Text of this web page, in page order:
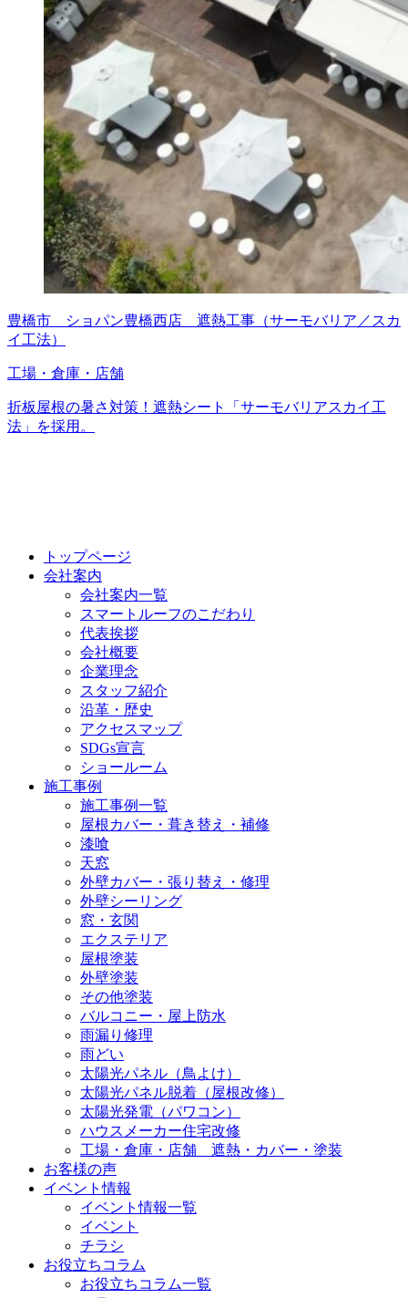
豊橋市 ショパン豊橋西店 遮熱工事（サーモバリア／スカ
イ工法）
工場・倉庫・店舗
折板屋根の暑さ対策！遮熱シート「サーモバリアスカイ工
法」を採用。
トップページ
会社案内
会社案内一覧
スマートルーフのこだわり
代表挨拶
会社概要
企業理念
スタッフ紹介
沿革・歴史
アクセスマップ
SDGs宣言
ショールーム
施工事例
施工事例一覧
屋根カバー・葺き替え・補修
漆喰
天窓
外壁カバー・張り替え・修理
外壁シーリング
窓・玄関
エクステリア
屋根塗装
外壁塗装
その他塗装
バルコニー・屋上防水
雨漏り修理
雨どい
太陽光パネル（鳥よけ）
太陽光パネル脱着（屋根改修）
太陽光発電（パワコン）
ハウスメーカー住宅改修
工場・倉庫・店舗 遮熱・カバー・塗装
お客様の声
イベント情報
イベント情報一覧
イベント
チラシ
お役立ちコラム
お役立ちコラム一覧